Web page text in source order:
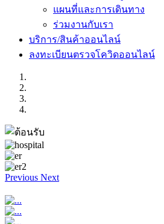
แผนที่และการเดินทาง
ร่วมงานกับเรา
บริการ/สินค้าออนไลน์
ลงทะเบียนตรวจโควิดออนไลน์
Previous Next